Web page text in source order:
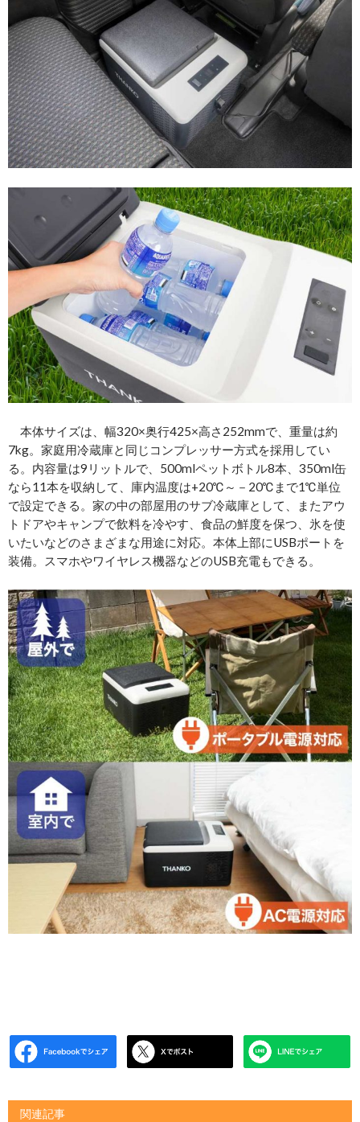
本体サイズは、幅320×奥行425×高さ252mmで、重量は約
7kg。家庭用冷蔵庫と同じコンプレッサー方式を採用してい
る。内容量は9リットルで、500mlペットボトル8本、350ml缶
なら11本を収納して、庫内温度は+20℃～－20℃まで1℃単位
で設定できる。家の中の部屋用のサブ冷蔵庫として、またアウ
トドアやキャンプで飲料を冷やす、食品の鮮度を保つ、氷を使
いたいなどのさまざまな用途に対応。本体上部にUSBポートを
装備。スマホやワイヤレス機器などのUSB充電もできる。
関連記事